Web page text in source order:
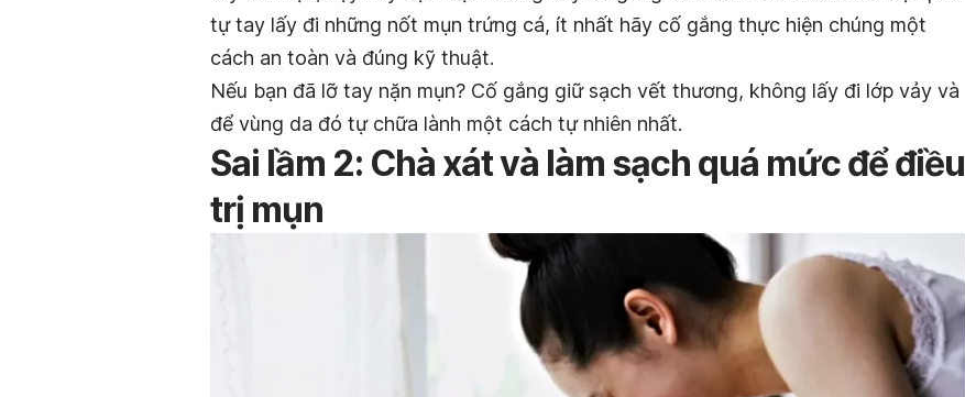
tự tay lấy đi những nốt mụn trứng cá, ít nhất hãy cố gắng thực hiện chúng một
cách an toàn và đúng kỹ thuật.
Nếu bạn đã lỡ tay nặn mụn? Cố gắng giữ sạch vết thương, không lấy đi lớp vảy và
để vùng da đó tự chữa lành một cách tự nhiên nhất.
Sai lầm 2: Chà xát và làm sạch quá mức để điều
trị mụn